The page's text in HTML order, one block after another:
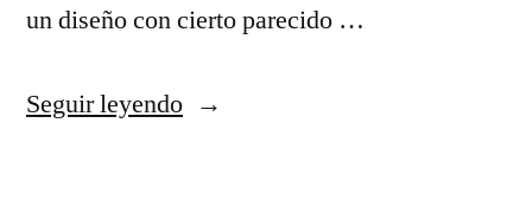
un diseño con cierto parecido …
Seguir leyendo«camiseta